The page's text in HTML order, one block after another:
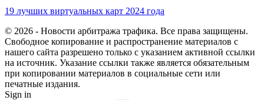
19 лучших виртуальных карт 2024 года
© 2026 - Новости арбитража трафика. Все права защищены.
Свободное копирование и распространение материалов с
нашего сайта разрешено только с указанием активной ссылки
на источник. Указание ссылки также является обязательным
при копировании материалов в социальные сети или
печатные издания.
Sign in